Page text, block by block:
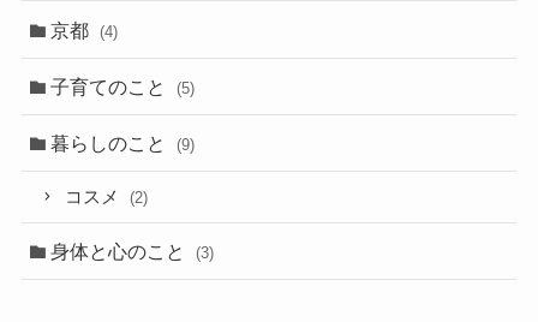
京都 (4)
子育てのこと (5)
暮らしのこと (9)
コスメ (2)
身体と心のこと (3)